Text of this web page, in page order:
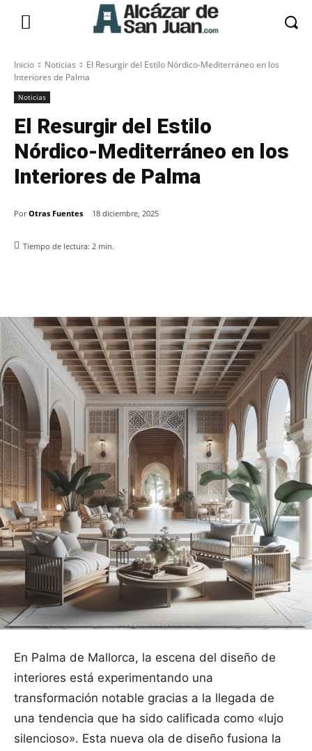
Inicio Noticias
El Resurgir del Estilo Nórdico-Mediterráneo en los
Interiores de Palma
Noticias
El Resurgir del Estilo
Nórdico-Mediterráneo en los
Interiores de Palma
Por Otras Fuentes 18 diciembre, 2025
Tiempo de lectura: 2 min.
En Palma de Mallorca, la escena del diseño de
interiores está experimentando una
transformación notable gracias a la llegada de
una tendencia que ha sido calificada como «lujo
silencioso». Esta nueva ola de diseño fusiona la